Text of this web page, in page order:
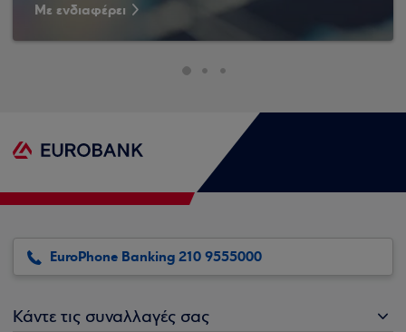
Με ενδιαφέρει
EuroPhone Banking 210 9555000
Κάντε τις συναλλαγές σας